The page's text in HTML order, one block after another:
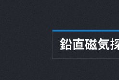
鉛直磁気